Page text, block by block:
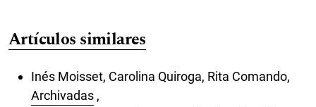
Artículos similares
Inés Moisset, Carolina Quiroga, Rita Comando,
Archivadas ,